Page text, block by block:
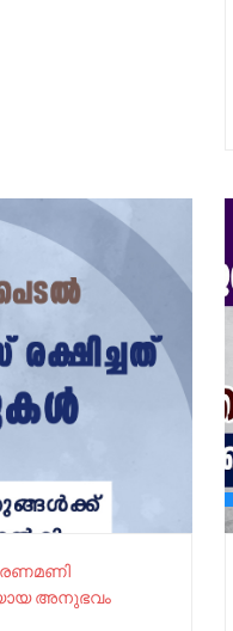
അനുഭവം